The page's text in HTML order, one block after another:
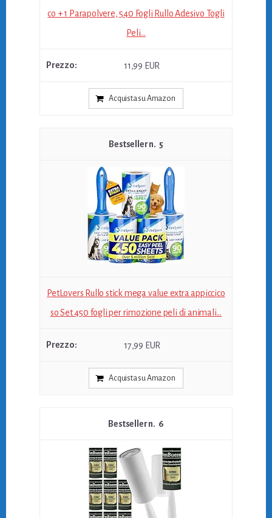
co + 1 Parapolvere, 540 Fogli Rullo Adesivo Togli
Peli...
11,99 EUR
Acquista su Amazon
5
PetLovers Rullo stick mega value extra appiccico
so Set 450 fogli per rimozione peli di animali...
17,99 EUR
Acquista su Amazon
6